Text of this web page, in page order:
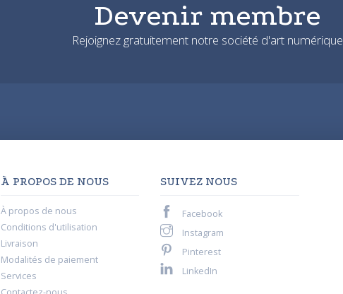
Devenir membre
Rejoignez gratuitement notre société d'art numérique
À PROPOS DE NOUS
À propos de nous
Conditions d'utilisation
Livraison
Modalités de paiement
Services
SUIVEZ NOUS
Facebook
Instagram
Pinterest
LinkedIn